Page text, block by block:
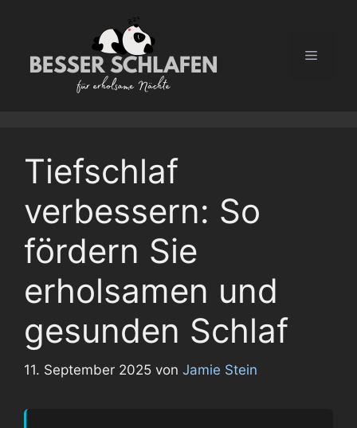
Menü
Tiefschlaf
verbessern: So
fördern Sie
erholsamen und
gesunden Schlaf
11. September 2025 von Jamie Stein